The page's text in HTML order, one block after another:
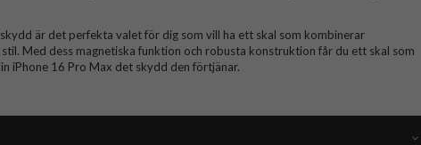
är det perfekta valet för dig som vill ha ett skal som kombinerar
Med dess magnetiska funktion och robusta konstruktion får du ett skal som
iPhone 16 Pro Max det skydd den förtjänar.